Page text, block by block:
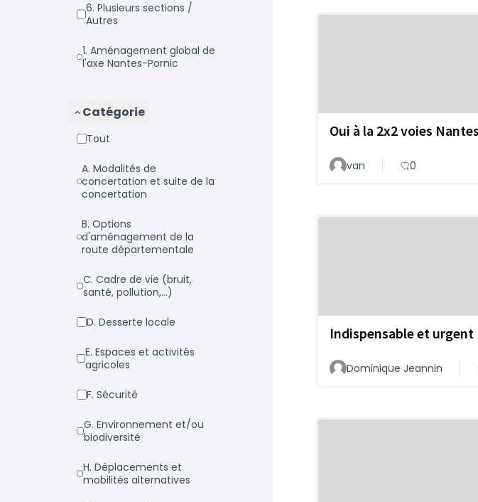
6. Plusieurs sections /
Autres
1. Aménagement global de
l'axe Nantes-Pornic
Catégorie
Tout
a. Modalités de
concertation et suite de la
concertation
b. Options
d'aménagement de la
route départementale
c. Cadre de vie (bruit,
santé, pollution,...)
d. Desserte locale
e. Espaces et activités
agricoles
f. Sécurité
g. Environnement et/ou
biodiversité
h. Déplacements et
mobilités alternatives
Oui à la 2x2 voies
van 0
Indispensable et urgent
Dominique Jeannin